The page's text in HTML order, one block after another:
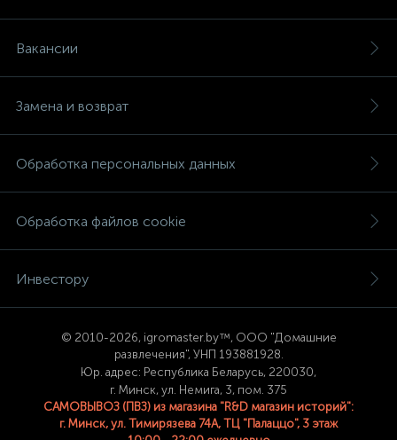
Вакансии
Замена и возврат
Обработка персональных данных
Обработка файлов cookie
Инвестору
© 2010-2026, igromaster.by™, ООО "Домашние
развлечения", УНП 193881928.
Юр. адрес: Республика Беларусь, 220030,
г. Минск, ул. Немига, 3, пом. 375
САМОВЫВОЗ (ПВЗ) из магазина "R&D магазин историй":
г. Минск, ул. Тимирязева 74A, ТЦ "Палаццо", 3 этаж